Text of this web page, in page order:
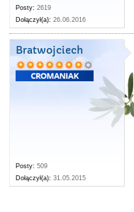
Posty: 2619
Dołączył(a): 26.06.2016
Bratwojciech
Posty: 509
Dołączył(a): 31.05.2015